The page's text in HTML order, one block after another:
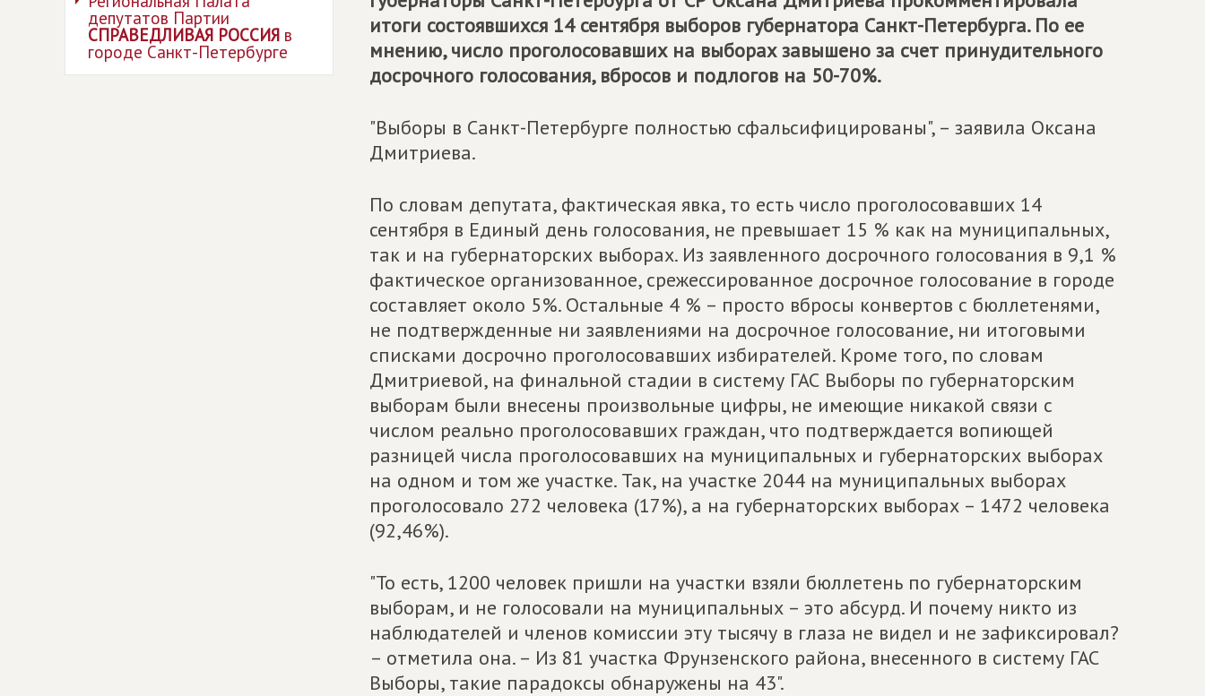
депутатов Партии
СПРАВЕДЛИВАЯ РОССИЯ в
городе Санкт-Петербурге
итоги состоявшихся 14 сентября выборов губернатора Санкт-Петербурга. По ее
мнению, число проголосовавших на выборах завышено за счет принудительного
досрочного голосования, вбросов и подлогов на 50-70%.
"Выборы в Санкт-Петербурге полностью сфальсифицированы", – заявила Оксана
Дмитриева.
По словам депутата, фактическая явка, то есть число проголосовавших 14
сентября в Единый день голосования, не превышает 15 % как на муниципальных,
так и на губернаторских выборах. Из заявленного досрочного голосования в 9,1 %
фактическое организованное, срежессированное досрочное голосование в городе
составляет около 5%. Остальные 4 % – просто вбросы конвертов с бюллетенями,
не подтвержденные ни заявлениями на досрочное голосование, ни итоговыми
списками досрочно проголосовавших избирателей. Кроме того, по словам
Дмитриевой, на финальной стадии в систему ГАС Выборы по губернаторским
выборам были внесены произвольные цифры, не имеющие никакой связи с
числом реально проголосовавших граждан, что подтверждается вопиющей
разницей числа проголосовавших на муниципальных и губернаторских выборах
на одном и том же участке. Так, на участке 2044 на муниципальных выборах
проголосовало 272 человека (17%), а на губернаторских выборах – 1472 человека
(92,46%).
"То есть, 1200 человек пришли на участки взяли бюллетень по губернаторским
выборам, и не голосовали на муниципальных – это абсурд. И почему никто из
наблюдателей и членов комиссии эту тысячу в глаза не видел и не зафиксировал?
– отметила она. – Из 81 участка Фрунзенского района, внесенного в систему ГАС
Выборы, такие парадоксы обнаружены на 43".